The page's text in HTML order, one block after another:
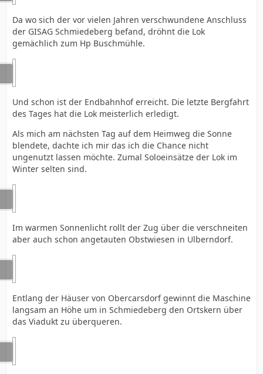
Da wo sich der vor vielen Jahren verschwundene Anschluss
der GISAG Schmiedeberg befand, dröhnt die Lok
gemächlich zum Hp Buschmühle.
Und schon ist der Endbahnhof erreicht. Die letzte Bergfahrt
des Tages hat die Lok meisterlich erledigt.
Als mich am nächsten Tag auf dem Heimweg die Sonne
blendete, dachte ich mir das ich die Chance nicht
ungenutzt lassen möchte. Zumal Soloeinsätze der Lok im
Winter selten sind.
Im warmen Sonnenlicht rollt der Zug über die verschneiten
aber auch schon angetauten Obstwiesen in Ulberndorf.
Entlang der Häuser von Obercarsdorf gewinnt die Maschine
langsam an Höhe um in Schmiedeberg den Ortskern über
das Viadukt zu überqueren.